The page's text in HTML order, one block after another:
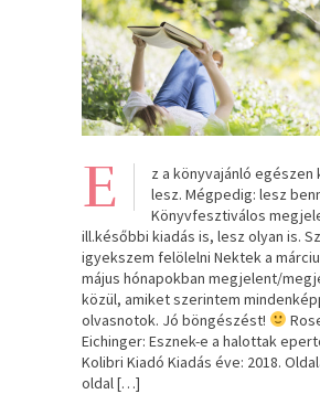
E
z a könyvajánló egészen
lesz. Mégpedig: lesz
Könyvfesztiválos
ill.későbbi kiadás is, lesz olyan is.
igyekszem felölelni Nektek a
május hónapokban megjelent/
közül, amiket szerintem
olvasnotok. Jó böngészést!
Eichinger: Esznek-e ​a halottak
Kolibri Kiadó Kiadás éve: 2018.
oldal […]